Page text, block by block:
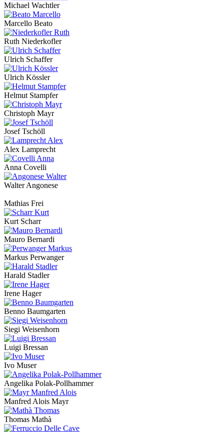
Michael Wachtler
Marcello Beato
Ruth Niederkofler
Ulrich Schaffer
Ulrich Kössler
Helmut Stampfer
Christoph Mayr
Josef Tschöll
Alex Lamprecht
Anna Covelli
Walter Angonese
Mathias Frei
Kurt Scharr
Mauro Bernardi
Markus Perwanger
Harald Stadler
Irene Hager
Benno Baumgarten
Siegi Weisenhorn
Luigi Bressan
Ivo Muser
Angelika Polak-Pollhammer
Manfred Alois Mayr
Thomas Mathà